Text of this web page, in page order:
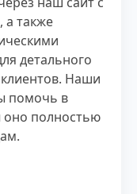
а также
детального
Наши
помочь в
оно полностью